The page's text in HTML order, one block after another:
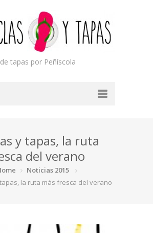
tapas por Peñíscola
y tapas, la ruta
del verano
Noticias 2015
la ruta más fresca del verano